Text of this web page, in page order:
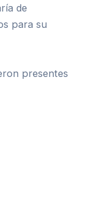
de
para su
presentes